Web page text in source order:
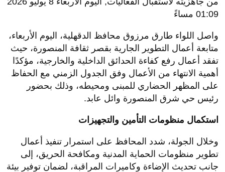
01:09 مساءً
واصل اللواء طارق مرزوق محافظ الدقهلية، اليوم الأربعاء،
متابعة أعمال التطوير الجارية بقصر ثقافة المنصورة، حيث
تفقد أعمال رفع كفاءة الحدائق الداخلية والخارجية، مؤكدًا
أهمية الانتهاء من الأعمال وفق الجدول الزمني مع الحفاظ
على المظهر الحضاري للمبنى ومحيطه، وذلك بحضور
رئيس حي شرق المنصورة وائل عابد.
استكمال منظومات التأمين والتجهيزات
وخلال الجولة، شدد المحافظ على استمرار تنفيذ أعمال
تطوير منظومات الحماية المدنية ومكافحة الحريق، إلى
جانب تحديث الإضاءة وكاميرات المراقبة، لضمان توفير بيئة